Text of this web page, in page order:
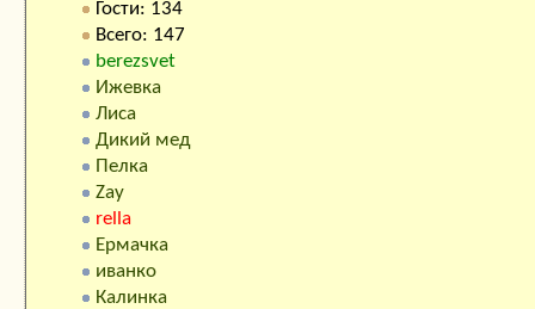
Гости: 134
Всего: 147
berezsvet
Ижевка
Лиса
Дикий мед
Пелка
Zay
rella
Ермачка
иванко
Калинка